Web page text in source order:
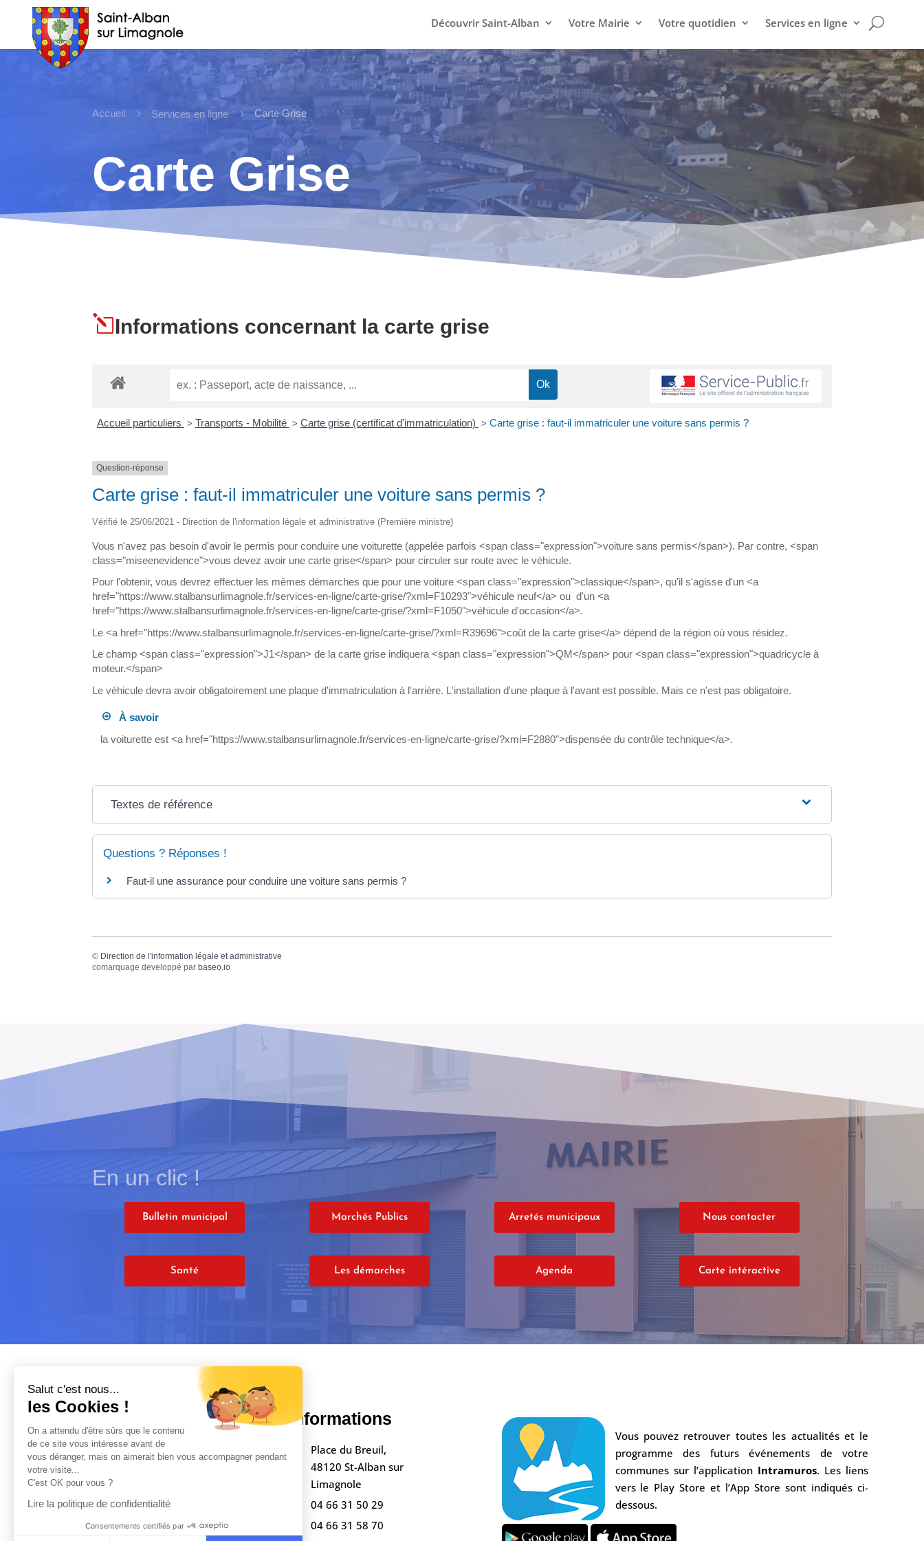
Salut c'est nous...
les Cookies !
On a attendu d'être sûrs que le contenu
de ce site vous intéresse avant de
vous déranger, mais on aimerait bien vous accompagner pendant
votre visite...
C'est OK pour vous ?
Lire la politique de confidentialité
Consentements certifiés par
Découvrir Saint-Alban Votre Mairie Votre quotidien Services en ligne
Accueil 5 Services en ligne 5 Carte Grise
Carte Grise
lInformations concernant la carte grise
Accueil particuliers > Transports - Mobilité > Carte grise (certificat d'immatriculation) > Carte grise : faut-il immatriculer une voiture sans permis ?
Question-réponse
Carte grise : faut-il immatriculer une voiture sans permis ?
Vérifié le 25/06/2021 - Direction de l'information légale et administrative (Première ministre)
Vous n'avez pas besoin d'avoir le permis pour conduire une voiturette (appelée parfois <span class="expression">voiture sans permis</span>). Par contre, <span
class="miseenevidence">vous devez avoir une carte grise</span> pour circuler sur route avec le véhicule.
Pour l'obtenir, vous devrez effectuer les mêmes démarches que pour une voiture <span class="expression">classique</span>, qu'il s'agisse d'un <a
href="https://www.stalbansurlimagnole.fr/services-en-ligne/carte-grise/?xml=F10293">véhicule neuf</a> ou d'un <a
href="https://www.stalbansurlimagnole.fr/services-en-ligne/carte-grise/?xml=F1050">véhicule d'occasion</a>.
Le <a href="https://www.stalbansurlimagnole.fr/services-en-ligne/carte-grise/?xml=R39696">coût de la carte grise</a> dépend de la région où vous résidez.
Le champ <span class="expression">J1</span> de la carte grise indiquera <span class="expression">QM</span> pour <span class="expression">quadricycle à
moteur.</span>
Le véhicule devra avoir obligatoirement une plaque d'immatriculation à l'arrière. L'installation d'une plaque à l'avant est possible. Mais ce n'est pas obligatoire.
À savoir
la voiturette est <a href="https://www.stalbansurlimagnole.fr/services-en-ligne/carte-grise/?xml=F2880">dispensée du contrôle technique</a>.
Textes de référence
Questions ? Réponses !
Faut-il une assurance pour conduire une voiture sans permis ?
© Direction de l'information légale et administrative
comarquage developpé par baseo.io
En un clic !
Bulletin municipal Marchés Publics Arretés municipaux Nous contacter
Santé Les démarches Agenda Carte intéractive
Informations
Place du Breuil,
48120 St-Alban sur
Limagnole
04 66 31 50 29
04 66 31 58 70
Vous pouvez retrouver toutes les actualités et le
programme des futurs événements de votre
communes sur l’application Intramuros. Les liens
vers le Play Store et l’App Store sont indiqués ci-
dessous.